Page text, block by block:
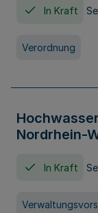
In Kraft
Verordnung
Nordrhein-
In Kraft